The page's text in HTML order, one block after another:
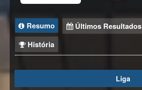
Resumo Últimos Resultados
História
Liga